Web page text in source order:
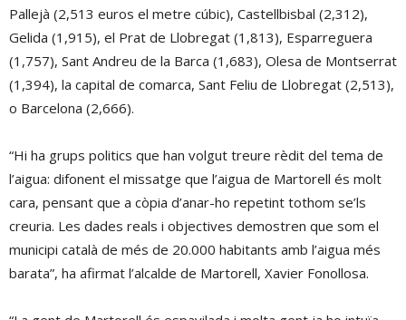
Pallejà (2,513 euros el metre cúbic), Castellbisbal (2,312),
Gelida (1,915), el Prat de Llobregat (1,813), Esparreguera
(1,757), Sant Andreu de la Barca (1,683), Olesa de Montserrat
(1,394), la capital de comarca, Sant Feliu de Llobregat (2,513),
o Barcelona (2,666).
“Hi ha grups politics que han volgut treure rèdit del tema de
l’aigua: difonent el missatge que l’aigua de Martorell és molt
cara, pensant que a còpia d’anar-ho repetint tothom se’ls
creuria. Les dades reals i objectives demostren que som el
municipi català de més de 20.000 habitants amb l’aigua més
barata”, ha afirmat l’alcalde de Martorell, Xavier Fonollosa.